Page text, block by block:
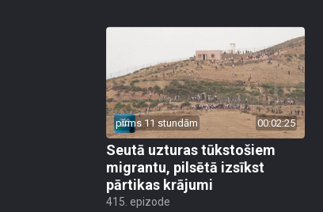
pirms 11 stundām 00:02:25
Seutā uzturas tūkstošiem
migrantu, pilsētā izsīkst
pārtikas krājumi
415. epizode